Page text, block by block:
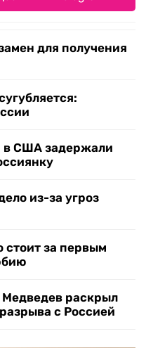
для получения
в США задержали
из-за угроз
стоит за первым
раскрыл
с Россией